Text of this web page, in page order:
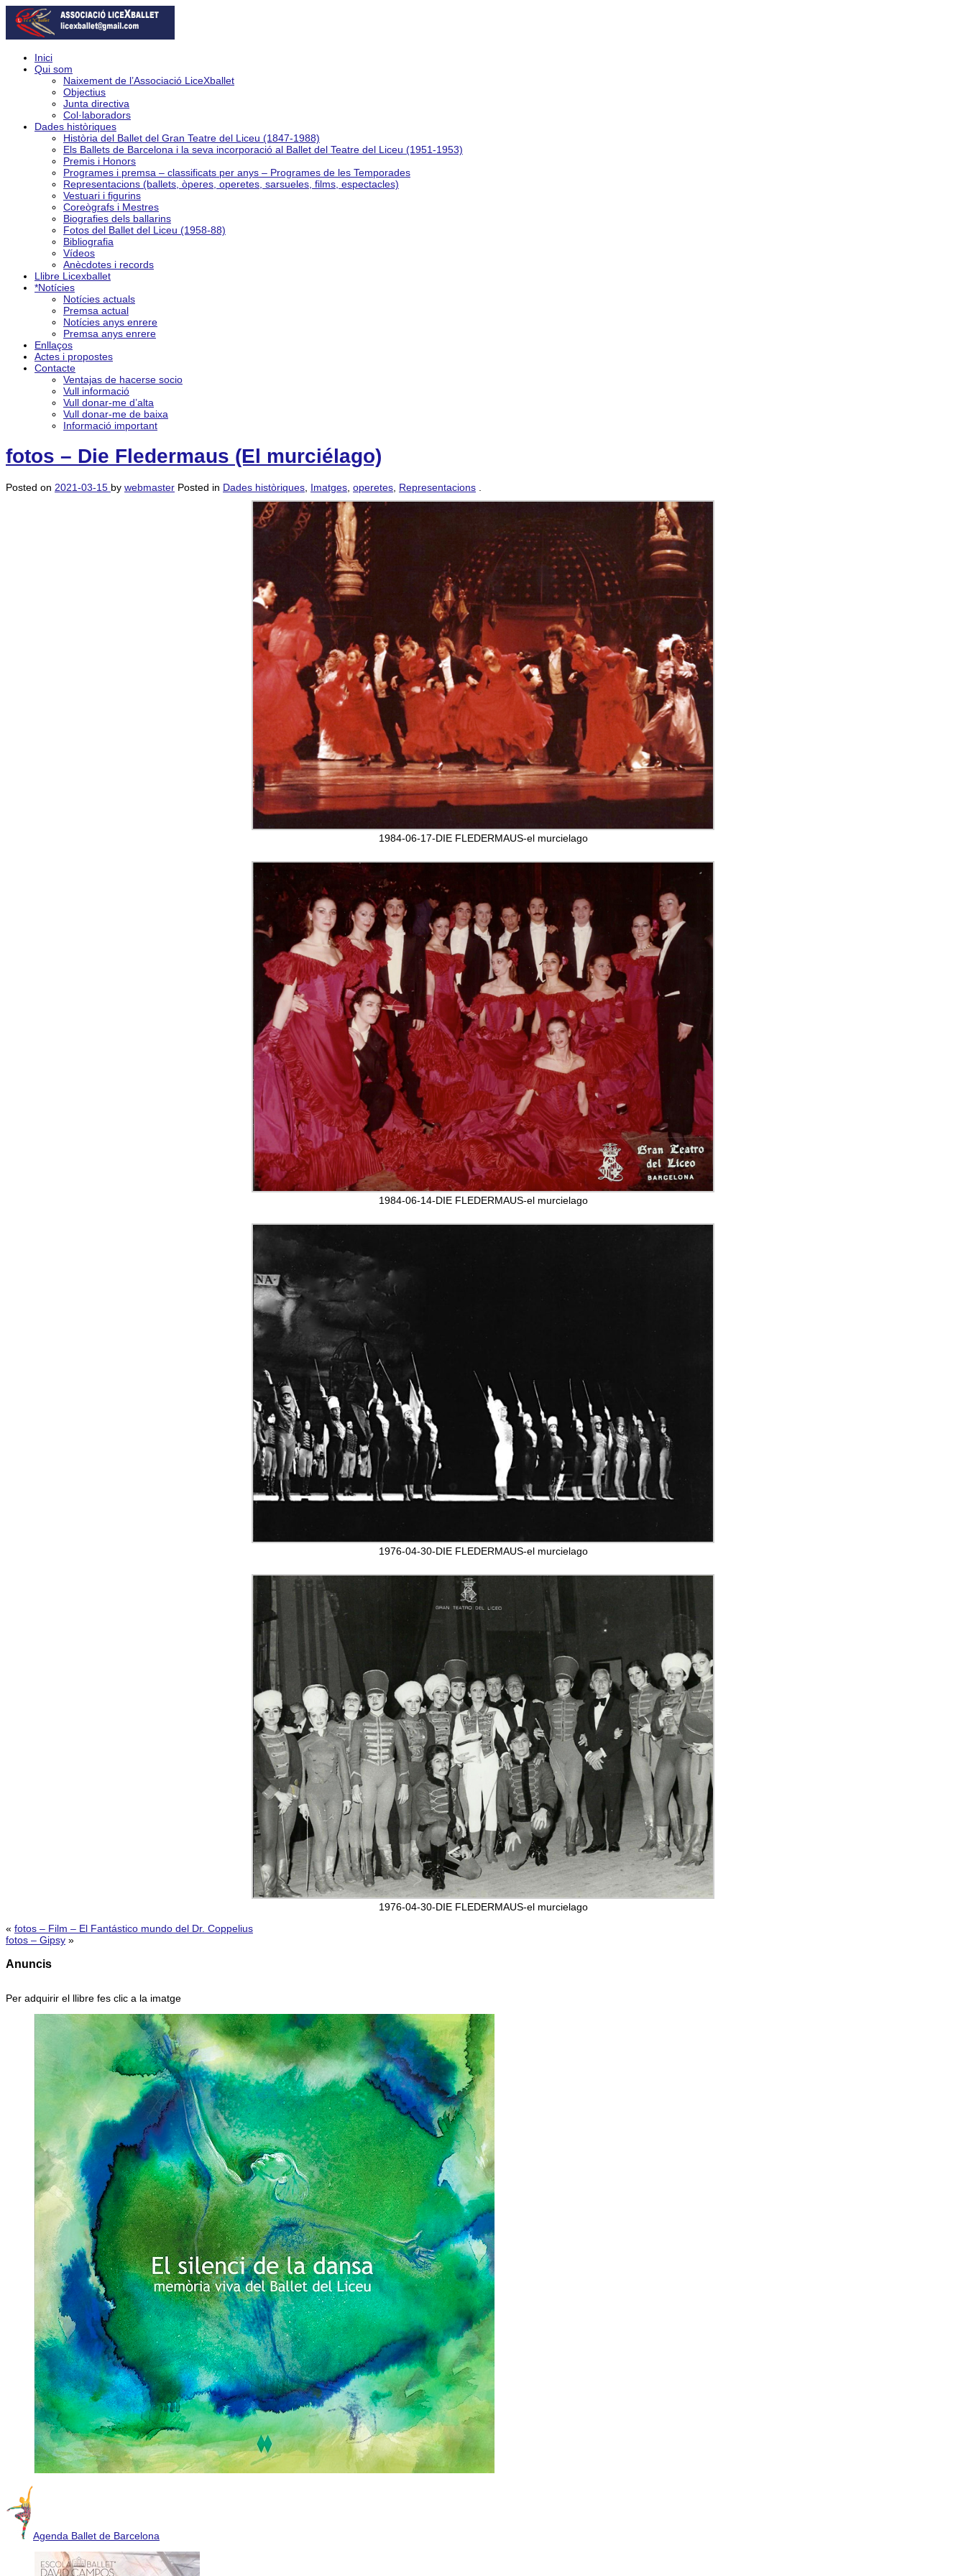
Inici
Qui som
Naixement de l’Associació LiceXballet
Objectius
Junta directiva
Col·laboradors
Dades històriques
Història del Ballet del Gran Teatre del Liceu (1847-1988)
Els Ballets de Barcelona i la seva incorporació al Ballet del Teatre del Liceu (1951-1953)
Premis i Honors
Programes i premsa – classificats per anys – Programes de les Temporades
Representacions (ballets, òperes, operetes, sarsueles, films, espectacles)
Vestuari i figurins
Coreògrafs i Mestres
Biografies dels ballarins
Fotos del Ballet del Liceu (1958-88)
Bibliografia
Vídeos
Anècdotes i records
Llibre Licexballet
*Notícies
Notícies actuals
Premsa actual
Notícies anys enrere
Premsa anys enrere
Enllaços
Actes i propostes
Contacte
Ventajas de hacerse socio
Vull informació
Vull donar-me d’alta
Vull donar-me de baixa
Informació important
fotos – Die Fledermaus (El murciélago)
Posted on 2021-03-15 by webmaster Posted in Dades històriques Imatges operetes Representacions
1984-06-17-DIE FLEDERMAUS-el murcielago
1984-06-14-DIE FLEDERMAUS-el murcielago
1976-04-30-DIE FLEDERMAUS-el murcielago
1976-04-30-DIE FLEDERMAUS-el murcielago
« fotos – Film – El Fantástico mundo del Dr. Coppelius
fotos – Gipsy »
Anuncis
Per adquirir el llibre fes clic a la imatge
Agenda Ballet de Barcelona